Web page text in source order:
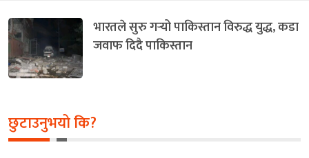
भारतले सुरु गर्‍यो पाकिस्तान विरुद्ध युद्ध, कडा
जवाफ दिदै पाकिस्तान
छुटाउनुभयो कि?